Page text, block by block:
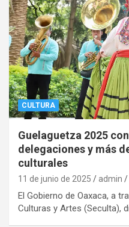
CULTURA
Guelaguetza 2025
delegaciones y más
culturales
11 de junio de 2025 admin
El Gobierno de Oaxaca, a
Culturas y Artes (Seculta),